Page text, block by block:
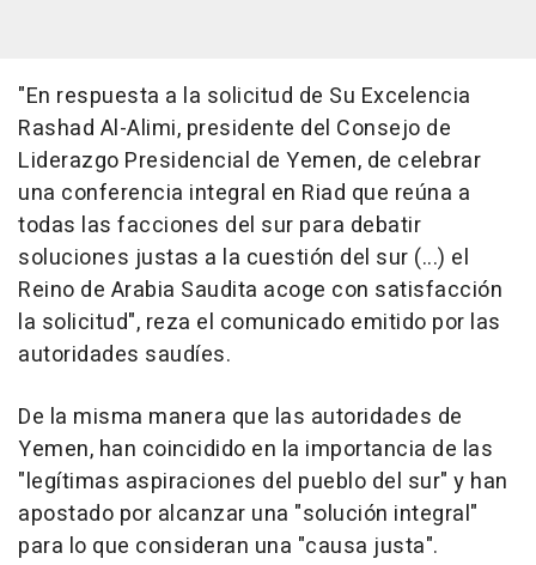
"En respuesta a la solicitud de Su Excelencia
Rashad Al-Alimi, presidente del Consejo de
Liderazgo Presidencial de Yemen, de celebrar
una conferencia integral en Riad que reúna a
todas las facciones del sur para debatir
soluciones justas a la cuestión del sur (...) el
Reino de Arabia Saudita acoge con satisfacción
la solicitud", reza el comunicado emitido por las
autoridades saudíes.
De la misma manera que las autoridades de
Yemen, han coincidido en la importancia de las
"legítimas aspiraciones del pueblo del sur" y han
apostado por alcanzar una "solución integral"
para lo que consideran una "causa justa".